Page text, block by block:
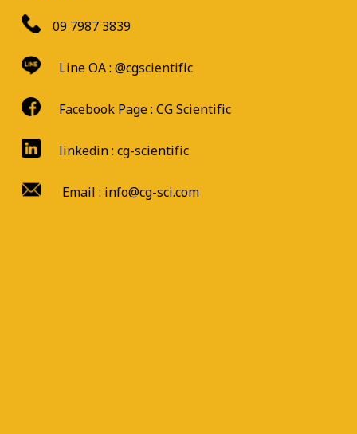
09 7987 3839
Line OA : @cgscientific
Facebook Page : CG Scientific
linkedin : cg-scientific
Email : info@cg-sci.com